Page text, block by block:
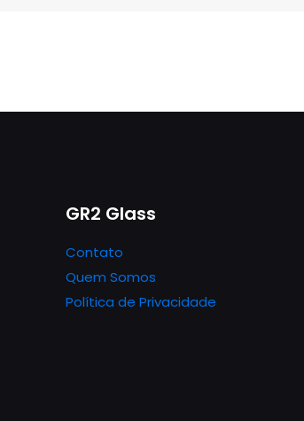
GR2 Glass
Contato
Quem Somos
Política de Privacidade